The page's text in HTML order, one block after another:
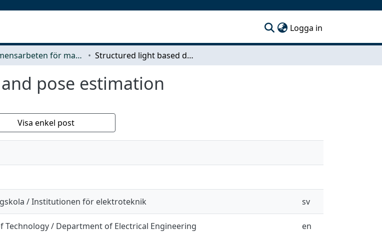
Logga in
Examensarbeten för masterexamen Structured light based depth and pose estimation
pose estimation
Visa enkel post
/ Institutionen för elektroteknik sv
Technology / Department of Electrical Engineering en